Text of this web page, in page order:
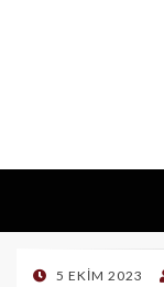
POSTED
5 EKIM 2023